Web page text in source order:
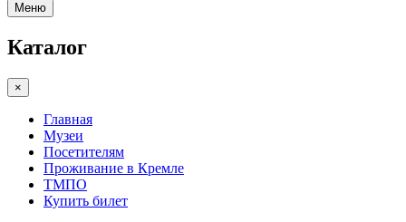
Меню
Каталог
×
Главная
Музеи
Посетителям
Проживание в Кремле
ТМПО
Купить билет